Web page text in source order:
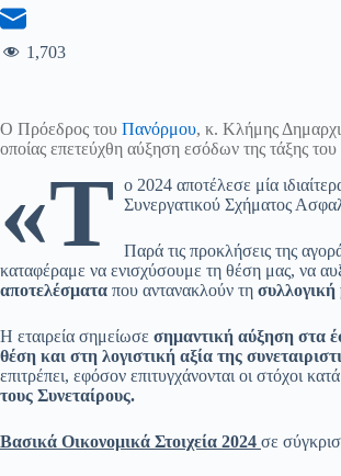
1,703
Ο Πρόεδρος του Πανόρμου, κ. Κλήμης
οποίας επετεύχθη αύξηση εσόδων της τάξης
«Τ ο 2024 αποτέλεσε μία
Συνεργατικού Σχήματος
Παρά τις προκλήσεις της
καταφέραμε να ενισχύσουμε τη θέση μας, να
αποτελέσματα που αντανακλούν τη
Η εταιρεία σημείωσε σημαντική αύξηση στα
θέση και στη λογιστική αξία της
επιτρέπει, εφόσον επιτυγχάνονται οι στόχοι
τους Συνεταίρους.
Βασικά Οικονομικά Στοιχεία 2024 σε